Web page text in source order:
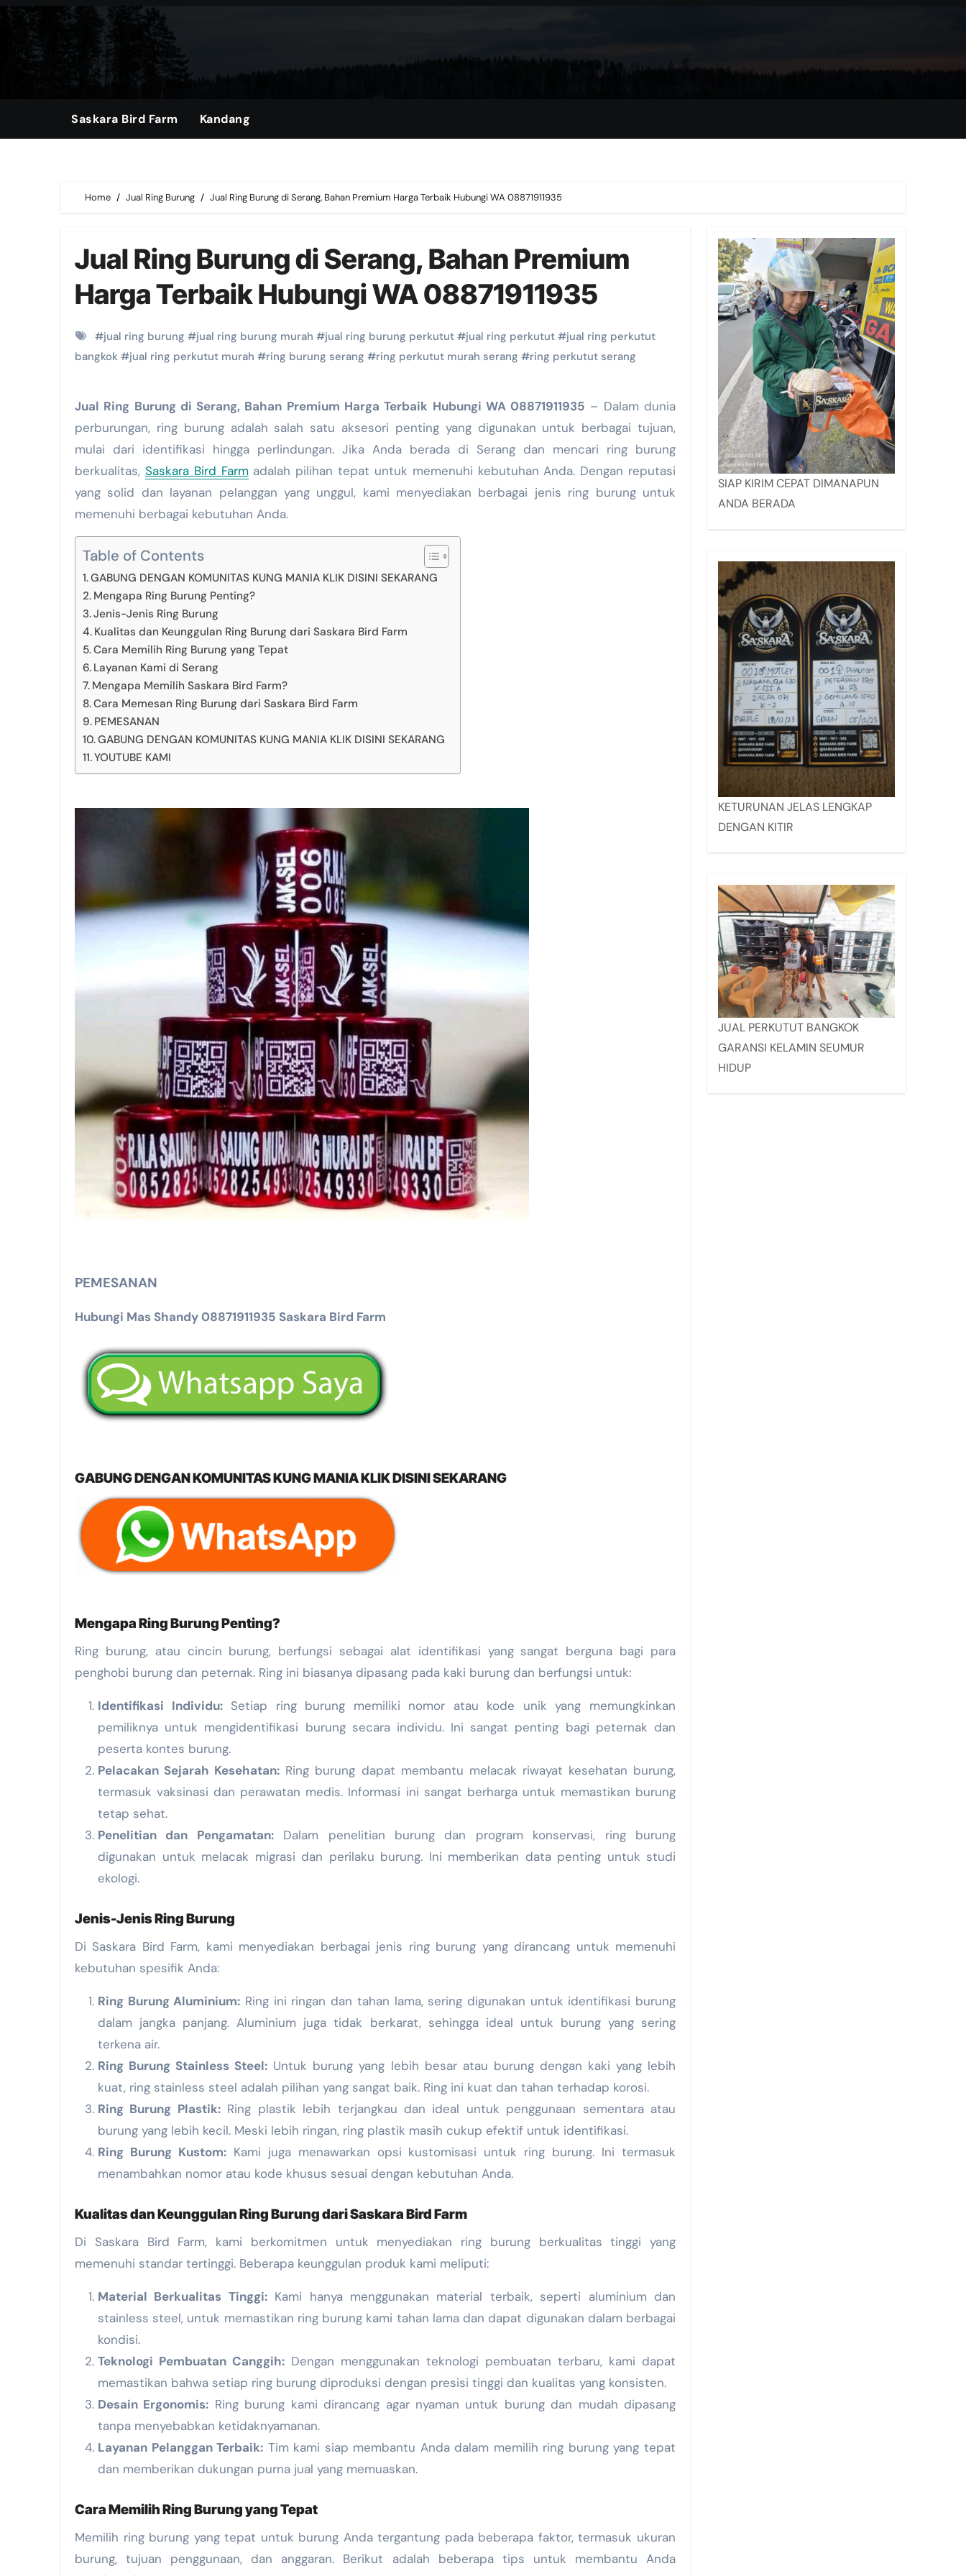
Skip
content
Saskara Bird Farm Kandang
Home Jual Ring Burung Jual Ring Burung di Serang, Bahan Premium Harga Terbaik Hubungi WA 08871911935
Jual Ring Burung di Serang, Bahan Premium
Harga Terbaik Hubungi WA 08871911935
#jual ring burung #jual ring burung murah #jual ring burung perkutut #jual ring perkutut #jual ring perkutut
bangkok #jual ring perkutut murah #ring burung serang #ring perkutut murah serang #ring perkutut serang
Jual Ring Burung di Serang, Bahan Premium Harga Terbaik Hubungi WA 08871911935 – Dalam dunia
perburungan, ring burung adalah salah satu aksesori penting yang digunakan untuk berbagai tujuan,
mulai dari identifikasi hingga perlindungan. Jika Anda berada di Serang dan mencari ring burung
berkualitas, Saskara Bird Farmadalah pilihan tepat untuk memenuhi kebutuhan Anda. Dengan reputasi
yang solid dan layanan pelanggan yang unggul, kami menyediakan berbagai jenis ring burung untuk
memenuhi berbagai kebutuhan Anda.
Table of Contents
GABUNG DENGAN KOMUNITAS KUNG MANIA KLIK DISINI SEKARANG
Mengapa Ring Burung Penting?
Jenis-Jenis Ring Burung
Kualitas dan Keunggulan Ring Burung dari Saskara Bird Farm
Cara Memilih Ring Burung yang Tepat
Layanan Kami di Serang
Mengapa Memilih Saskara Bird Farm?
Cara Memesan Ring Burung dari Saskara Bird Farm
PEMESANAN
GABUNG DENGAN KOMUNITAS KUNG MANIA KLIK DISINI SEKARANG
YOUTUBE KAMI
PEMESANAN
Hubungi Mas Shandy 08871911935 Saskara Bird Farm
GABUNG DENGAN KOMUNITAS KUNG MANIA KLIK DISINI SEKARANG
Mengapa Ring Burung Penting?
Ring burung, atau cincin burung, berfungsi sebagai alat identifikasi yang sangat berguna bagi para
penghobi burung dan peternak. Ring ini biasanya dipasang pada kaki burung dan berfungsi untuk:
Identifikasi Individu:Setiap ring burung memiliki nomor atau kode unik yang memungkinkan
pemiliknya untuk mengidentifikasi burung secara individu. Ini sangat penting bagi peternak dan
peserta kontes burung.
Pelacakan Sejarah Kesehatan: Ring burung dapat membantu melacak riwayat kesehatan burung,
termasuk vaksinasi dan perawatan medis. Informasi ini sangat berharga untuk memastikan burung
tetap sehat.
Penelitian dan Pengamatan:Dalam penelitian burung dan program konservasi, ring burung
digunakan untuk melacak migrasi dan perilaku burung. Ini memberikan data penting untuk studi
ekologi.
Jenis-Jenis Ring Burung
Di Saskara Bird Farm, kami menyediakan berbagai jenis ring burung yang dirancang untuk memenuhi
kebutuhan spesifik Anda:
Ring Burung Aluminium: Ring ini ringan dan tahan lama, sering digunakan untuk identifikasi burung
dalam jangka panjang. Aluminium juga tidak berkarat, sehingga ideal untuk burung yang sering
terkena air.
Ring Burung Stainless Steel: Untuk burung yang lebih besar atau burung dengan kaki yang lebih
kuat, ring stainless steel adalah pilihan yang sangat baik. Ring ini kuat dan tahan terhadap korosi.
Ring Burung Plastik:Ring plastik lebih terjangkau dan ideal untuk penggunaan sementara atau
burung yang lebih kecil. Meski lebih ringan, ring plastik masih cukup efektif untuk identifikasi.
Ring Burung Kustom:Kami juga menawarkan opsi kustomisasi untuk ring burung. Ini termasuk
menambahkan nomor atau kode khusus sesuai dengan kebutuhan Anda.
Kualitas dan Keunggulan Ring Burung dari Saskara Bird Farm
Di Saskara Bird Farm, kami berkomitmen untuk menyediakan ring burung berkualitas tinggi yang
memenuhi standar tertinggi. Beberapa keunggulan produk kami meliputi:
Material Berkualitas Tinggi:Kami hanya menggunakan material terbaik, seperti aluminium dan
stainless steel, untuk memastikan ring burung kami tahan lama dan dapat digunakan dalam berbagai
kondisi.
Teknologi Pembuatan Canggih: Dengan menggunakan teknologi pembuatan terbaru, kami dapat
memastikan bahwa setiap ring burung diproduksi dengan presisi tinggi dan kualitas yang konsisten.
Desain Ergonomis: Ring burung kami dirancang agar nyaman untuk burung dan mudah dipasang
tanpa menyebabkan ketidaknyamanan.
Layanan Pelanggan Terbaik: Tim kami siap membantu Anda dalam memilih ring burung yang tepat
dan memberikan dukungan purna jual yang memuaskan.
Cara Memilih Ring Burung yang Tepat
Memilih ring burung yang tepat untuk burung Anda tergantung pada beberapa faktor, termasuk ukuran
burung, tujuan penggunaan, dan anggaran. Berikut adalah beberapa tips untuk membantu Anda
SIAP KIRIM CEPAT DIMANAPUN
ANDA BERADA
KETURUNAN JELAS LENGKAP
DENGAN KITIR
JUAL PERKUTUT BANGKOK
GARANSI KELAMIN SEUMUR
HIDUP